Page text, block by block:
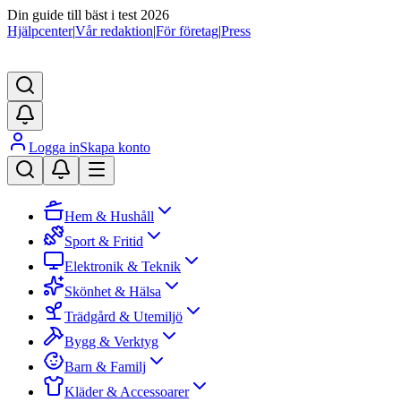
Din guide till bäst i test 2026
Hjälpcenter|Vår redaktion|För företag|Press
Logga inSkapa konto
Hem & Hushåll
Sport & Fritid
Elektronik & Teknik
Skönhet & Hälsa
Trädgård & Utemiljö
Bygg & Verktyg
Barn & Familj
Kläder & Accessoarer